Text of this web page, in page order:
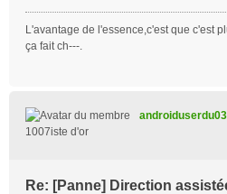
L'avantage de l'essence,c'est que c'est
ça fait ch---.
androiduserdu03
1007iste d'or
Re: [Panne] Direction